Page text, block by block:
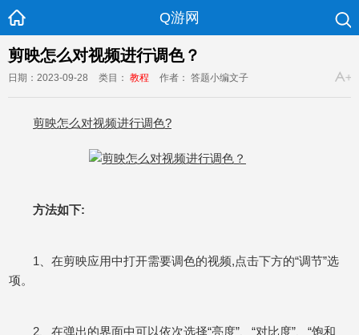
Q游网
剪映怎么对视频进行调色？
日期：2023-09-28 类目： 教程 作者： 答题小编文子
剪映怎么对视频进行调色?
方法如下:
1、在剪映应用中打开需要调色的视频,点击下方的“调节”选
项。
2、在弹出的界面中可以依次选择“亮度”、“对比度”、“饱和